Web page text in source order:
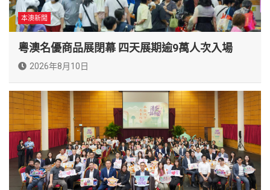
本澳新聞
粵澳名優商品展閉幕 四天展期逾9萬人次入場
2026年8月10日